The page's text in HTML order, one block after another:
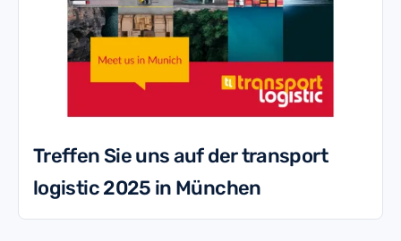
Treffen Sie uns auf der transport
logistic 2025 in München